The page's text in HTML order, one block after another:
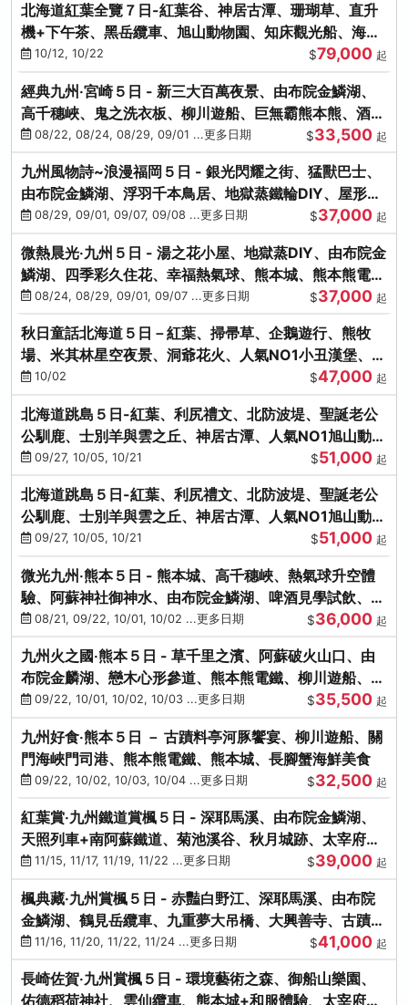
北海道紅葉全覽７日-紅葉谷、神居古潭、珊瑚草、直升
機+下午茶、黑岳纜車、旭山動物園、知床觀光船、海膽
涮涮鍋(不進免稅店)
10/12, 10/22 $79,000 起
經典九州‧宮崎５日 - 新三大百萬夜景、由布院金鱗湖、
高千穗峽、鬼之洗衣板、柳川遊船、巨無霸熊本熊、酒造
見學試飲
08/22, 08/24, 08/29, 09/01 ...更多日期 $33,500 起
九州風物詩~浪漫福岡５日 - 銀光閃耀之街、猛獸巴士、
由布院金鱗湖、浮羽千本鳥居、地獄蒸鐵輪DIY、屋形船
晚宴、鸕鶿捕魚
08/29, 09/01, 09/07, 09/08 ...更多日期 $37,000 起
微熱晨光‧九州５日 - 湯之花小屋、地獄蒸DIY、由布院金
鱗湖、四季彩久住花、幸福熱氣球、熊本城、熊本熊電
鐵、螃蟹吃到飽
08/24, 08/29, 09/01, 09/07 ...更多日期 $37,000 起
秋日童話北海道５日－紅葉、掃帚草、企鵝遊行、熊牧
場、米其林星空夜景、洞爺花火、人氣NO1小丑漢堡、螃
蟹放題(千/函)
10/02 $47,000 起
北海道跳島５日-紅葉、利尻禮文、北防波堤、聖誕老公
公馴鹿、士別羊與雲之丘、神居古潭、人氣NO1旭山動物
園、海膽涮涮鍋
09/27, 10/05, 10/21 $51,000 起
北海道跳島５日-紅葉、利尻禮文、北防波堤、聖誕老公
公馴鹿、士別羊與雲之丘、神居古潭、人氣NO1旭山動物
園、海膽涮涮鍋
09/27, 10/05, 10/21 $51,000 起
微光九州‧熊本５日 - 熊本城、高千穗峽、熱氣球升空體
驗、阿蘇神社御神水、由布院金鱗湖、啤酒見學試飲、豪
華海鮮盛宴
08/21, 09/22, 10/01, 10/02 ...更多日期 $36,000 起
九州火之國‧熊本５日 - 草千里之濱、阿蘇破火山口、由
布院金麟湖、戀木心形參道、熊本熊電鐵、柳川遊船、地
獄蒸DIY
09/22, 10/01, 10/02, 10/03 ...更多日期 $35,500 起
九州好食‧熊本５日 － 古蹟料亭河豚饗宴、柳川遊船、關
門海峽門司港、熊本熊電鐵、熊本城、長腳蟹海鮮美食
09/22, 10/02, 10/03, 10/04 ...更多日期 $32,500 起
紅葉賞‧九州鐵道賞楓５日 - 深耶馬溪、由布院金鱗湖、
天照列車+南阿蘇鐵道、菊池溪谷、秋月城跡、太宰府天
滿宮、竈門神社
11/15, 11/17, 11/19, 11/22 ...更多日期 $39,000 起
楓典藏‧九州賞楓５日 - 赤豔白野江、深耶馬溪、由布院
金鱗湖、鶴見岳纜車、九重夢大吊橋、大興善寺、古蹟河
豚+和牛饗宴
11/16, 11/20, 11/22, 11/24 ...更多日期 $41,000 起
長崎佐賀‧九州賞楓５日 - 環境藝術之森、御船山樂園、
佑德稻荷神社、雲仙纜車、熊本城+和服體驗、太宰府天